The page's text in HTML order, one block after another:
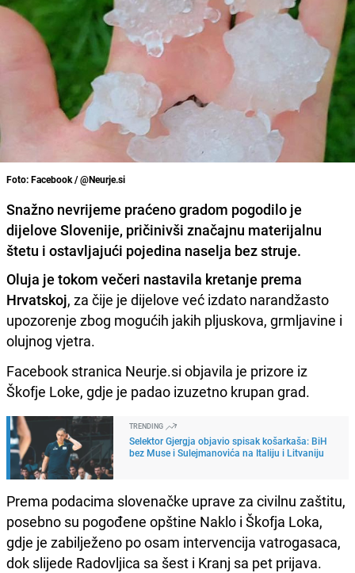
Foto: Facebook / @Neurje.si
Snažno nevrijeme praćeno gradom pogodilo je
dijelove Slovenije, pričinivši značajnu materijalnu
štetu i ostavljajući pojedina naselja bez struje.
Oluja je tokom večeri nastavila kretanje prema
Hrvatskoj, za čije je dijelove već izdato narandžasto
upozorenje zbog mogućih jakih pljuskova, grmljavine i
olujnog vjetra.
Facebook stranica Neurje.si objavila je prizore iz
Škofje Loke, gdje je padao izuzetno krupan grad.
TRENDING
Selektor Gjergja objavio spisak košarkaša: BiH
bez Muse i Sulejmanovića na Italiju i Litvaniju
Prema podacima slovenačke uprave za civilnu zaštitu,
posebno su pogođene opštine Naklo i Škofja Loka,
gdje je zabilježeno po osam intervencija vatrogasaca,
dok slijede Radovljica sa šest i Kranj sa pet prijava.